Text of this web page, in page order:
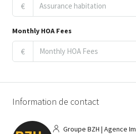
€
Monthly HOA Fees
€
Information de contact
Groupe BZH | Agence